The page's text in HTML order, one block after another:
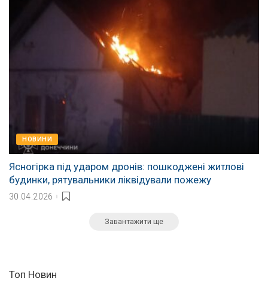
НОВИНИ
Ясногірка під ударом дронів: пошкоджені житлові
будинки, рятувальники ліквідували пожежу
30.04.2026
Завантажити ще
Топ Новин